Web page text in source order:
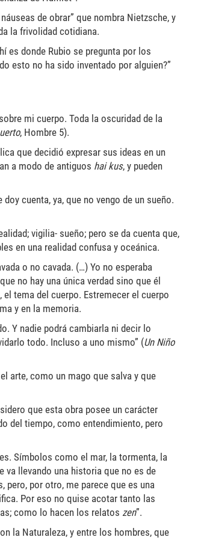
de obrar” que nombra Nietzsche, y
la frivolidad cotidiana.
es donde Rubio se pregunta por los
esto no ha sido inventado por alguien?”
mi cuerpo. Toda la oscuridad de la
, Hombre 5).
que decidió expresar sus ideas en un
a modo de antiguos hai kus, y pueden
cuenta, ya, que no vengo de un sueño.
vigilia- sueño; pero se da cuenta que,
en una realidad confusa y oceánica.
o no cavada. (…) Yo no esperaba
no hay una única verdad sino que él
el tema del cuerpo. Estremecer el cuerpo
y en la memoria.
Y nadie podrá cambiarla ni decir lo
todo. Incluso a uno mismo” (Un Niño
arte, como un mago que salva y que
que esta obra posee un carácter
del tiempo, como entendimiento, pero
Símbolos como el mar, la tormenta, la
va llevando una historia que no es de
por otro, me parece que es una
Por eso no quise acotar tanto las
como lo hacen los relatos zen”.
la Naturaleza, y entre los hombres, que